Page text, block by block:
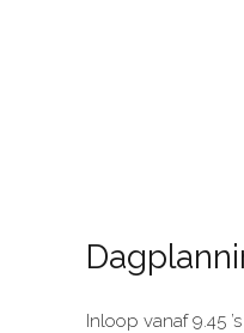
Inloop vanaf 9.45